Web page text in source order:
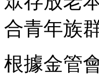
合青年族群
根據金管